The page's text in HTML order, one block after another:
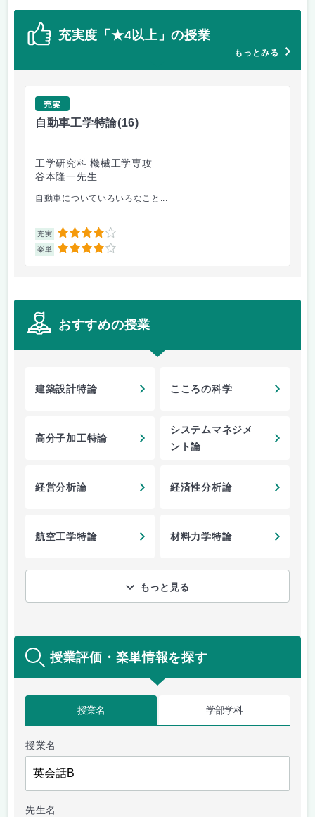
充実度「★4以上」の授業
もっとみる
充実
自動車工学特論(16)
工学研究科 機械工学専攻
谷本隆一先生
自動車についていろいろなこと...
充実 4
楽単 4
おすすめの授業
建築設計特論 こころの科学
高分子加工特論
システムマネジメ
ント論
経営分析論 経済性分析論
航空工学特論 材料力学特論
もっと見る
授業評価・楽単情報を探す
授業名 学部学科
授業名
先生名